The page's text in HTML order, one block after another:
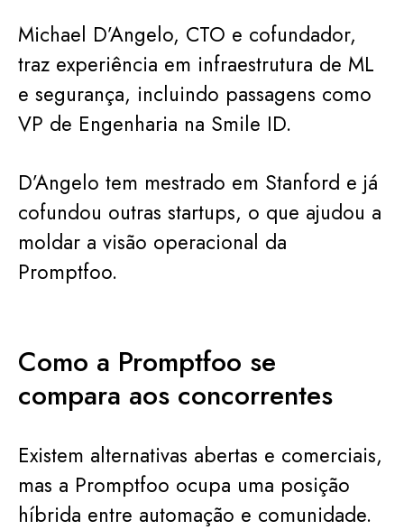
Michael D’Angelo, CTO e cofundador,
traz experiência em infraestrutura de ML
e segurança, incluindo passagens como
VP de Engenharia na Smile ID.
D’Angelo tem mestrado em Stanford e já
cofundou outras startups, o que ajudou a
moldar a visão operacional da
Promptfoo.
Como a Promptfoo se
compara aos concorrentes
Existem alternativas abertas e comerciais,
mas a Promptfoo ocupa uma posição
híbrida entre automação e comunidade.